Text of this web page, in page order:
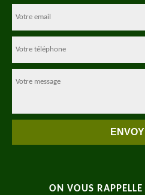
ON VOUS